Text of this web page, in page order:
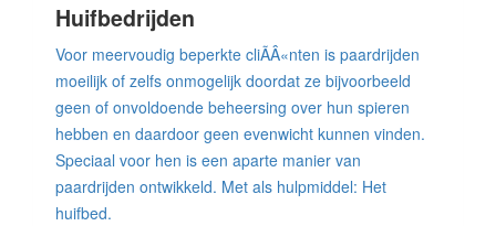
Huifbedrijden
Voor meervoudig beperkte cliÃÂ«nten is paardrijden
moeilijk of zelfs onmogelijk doordat ze bijvoorbeeld
geen of onvoldoende beheersing over hun spieren
hebben en daardoor geen evenwicht kunnen vinden.
Speciaal voor hen is een aparte manier van
paardrijden ontwikkeld. Met als hulpmiddel: Het
huifbed.